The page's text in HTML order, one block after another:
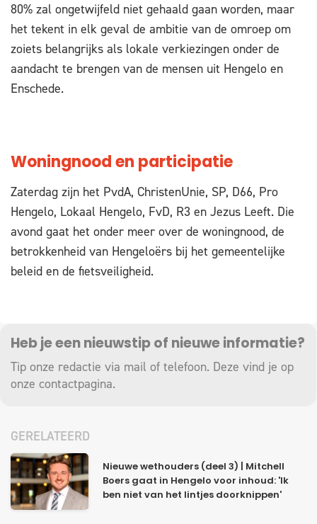
80% zal ongetwijfeld niet gehaald gaan worden, maar
het tekent in elk geval de ambitie van de omroep om
zoiets belangrijks als lokale verkiezingen onder de
aandacht te brengen van de mensen uit Hengelo en
Enschede.
Woningnood en participatie
Zaterdag zijn het PvdA, ChristenUnie, SP, D66, Pro
Hengelo, Lokaal Hengelo, FvD, R3 en Jezus Leeft. Die
avond gaat het onder meer over de woningnood, de
betrokkenheid van Hengeloërs bij het gemeentelijke
beleid en de fietsveiligheid.
Heb je een nieuwstip of nieuwe informatie?
Tip onze redactie via mail of telefoon. Deze vind je op
onze contactpagina.
GERELATEERD
Nieuwe wethouders (deel 3) | Mitchell
Boers gaat in Hengelo voor inhoud: 'Ik
ben niet van het lintjes doorknippen'